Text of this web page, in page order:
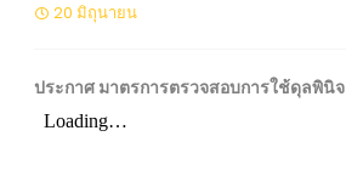
20 มิถุนายน
ประกาศ มาตรการตรวจสอบการใช้ดุลพินิจ